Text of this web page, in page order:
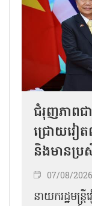
ជំរុញភាពជ
ជ្រោយវៀត
និងមានប្រ
07/08/2026
នាយករដ្ឋម